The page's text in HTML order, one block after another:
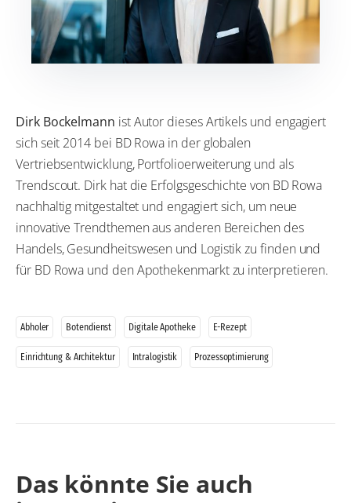
Dirk Bockelmann ist Autor dieses Artikels und engagiert
sich seit 2014 bei BD Rowa in der globalen
Vertriebsentwicklung, Portfolioerweiterung und als
Trendscout. Dirk hat die Erfolgsgeschichte von BD Rowa
nachhaltig mitgestaltet und engagiert sich, um neue
innovative Trendthemen aus anderen Bereichen des
Handels, Gesundheitswesen und Logistik zu finden und
für BD Rowa und den Apothekenmarkt zu interpretieren.
Abholer Botendienst Digitale Apotheke E-Rezept
Einrichtung & Architektur Intralogistik Prozessoptimierung
Das könnte Sie auch